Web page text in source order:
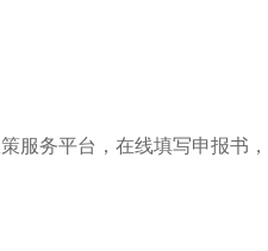
服务平台，在线填写申报书